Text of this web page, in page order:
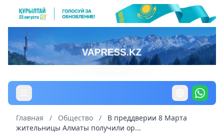
Главная / Общество /
В преддверии 8 Марта
жительницы Алматы получили ор...